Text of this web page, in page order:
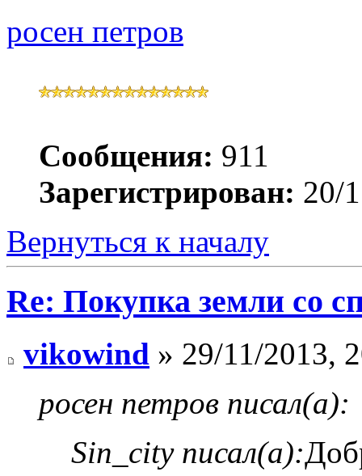
росен петров
Сообщения: 911
Зарегистрирован: 20/
Вернуться к началу
Re: Покупка земли со
vikowind » 29/11/2013,
росен петров писал(а):
Sin_city писал(а):